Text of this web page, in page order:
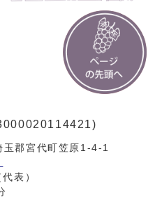
郡宮代町笠原1-4-1
表）